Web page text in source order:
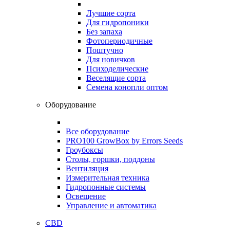
Лучшие сорта
Для гидропоники
Без запаха
Фотопериодичные
Поштучно
Для новичков
Психоделические
Веселящие сорта
Семена конопли оптом
Оборудование
Все оборудование
PRO100 GrowBox by Errors Seeds
Гроубоксы
Столы, горшки, поддоны
Вентиляция
Измерительная техника
Гидропонные системы
Освещение
Управление и автоматика
CBD